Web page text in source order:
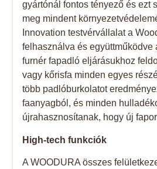
gyártónál fontos tényező és ezt
meg mindent
Innovation testvérvállalat a
felhasználva és együttműködve
furnér fapadló eljárásukhoz
vagy kőrisfa minden egyes
több padlóburkolatot
faanyagból, és minden
újrahasznosítanak, hogy új
High-tech funkciók
A WOODURA összes